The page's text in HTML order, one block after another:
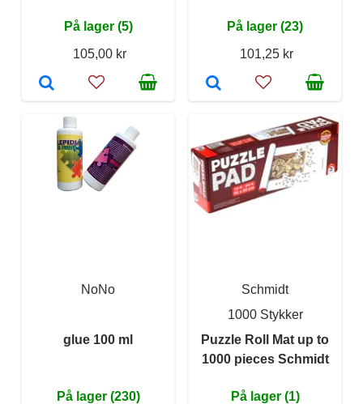
På lager (5)
105,00 kr
På lager (23)
101,25 kr
NoNo
glue 100 ml
På lager (230)
Schmidt
1000 Stykker
Puzzle Roll Mat up to
1000 pieces Schmidt
På lager (1)